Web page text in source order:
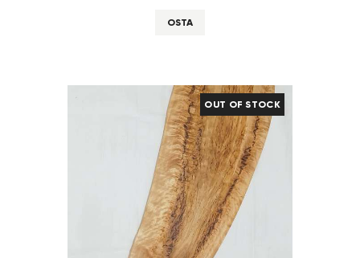
OSTA
OUT OF STOCK